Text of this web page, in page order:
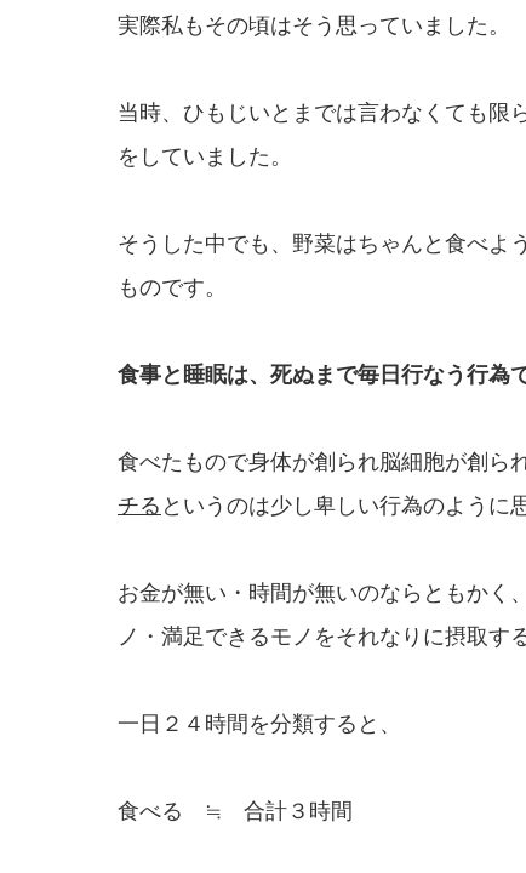
実際私もその頃はそう思っていました。
当時、ひもじいとまでは言わなくても限
をしていました。
そうした中でも、野菜はちゃんと食べよ
ものです。
食事と睡眠は、死ぬまで毎日行なう行為
食べたもので身体が創られ脳細胞が創ら
チる というのは少し卑しい行為のように
お金が無い・時間が無いのならともかく
ノ・満足できるモノをそれなりに摂取す
一日２４時間を分類すると、
食べる ≒ 合計３時間